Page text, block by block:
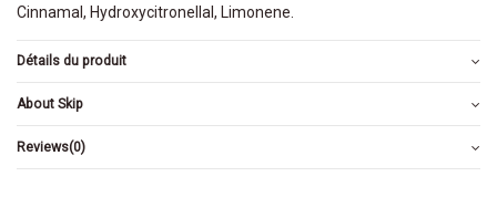
Cinnamal, Hydroxycitronellal, Limonene.
Détails du produit
About Skip
Reviews(0)